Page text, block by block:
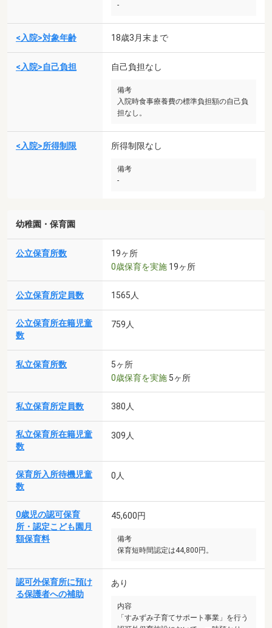
-
<入院>対象年齢 18歳3月末まで
<入院>自己負担 自己負担なし
備考
入院時食事療養費の標準負担額の自己負
担なし。
<入院>所得制限 所得制限なし
備考
-
幼稚園・保育園
公立保育所数
19ヶ所
0歳保育を実施 19ヶ所
公立保育所定員数 1565人
公立保育所在籍児童
数
759人
私立保育所数
5ヶ所
0歳保育を実施 5ヶ所
私立保育所定員数 380人
私立保育所在籍児童
数
309人
保育所入所待機児童
数
0人
0歳児の認可保育
所・認定こども園月
額保育料
45,600円
備考
保育短時間認定は44,800円。
認可外保育所に預け
る保護者への補助
あり
内容
「すみずみ子育てサポート事業」を行う